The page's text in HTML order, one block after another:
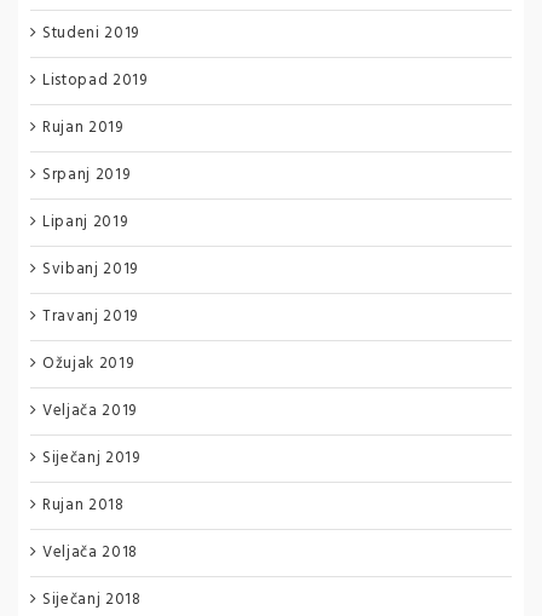
Studeni 2019
Listopad 2019
Rujan 2019
Srpanj 2019
Lipanj 2019
Svibanj 2019
Travanj 2019
Ožujak 2019
Veljača 2019
Siječanj 2019
Rujan 2018
Veljača 2018
Siječanj 2018